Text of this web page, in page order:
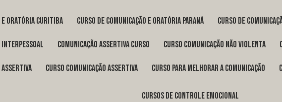
e oratória Curitiba curso de comunicação e oratória Paraná curso de
interpessoal comunicação assertiva curso curso comunicação não violenta
assertiva curso comunicação assertiva curso para melhorar a comunicação
cursos de controle emocional